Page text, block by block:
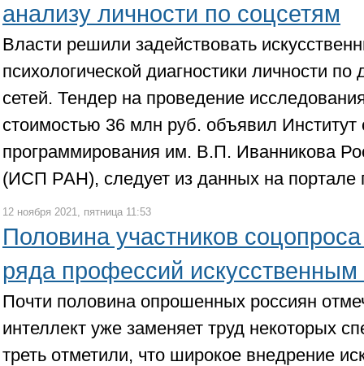
анализу личности по соцсетям
Власти решили задействовать
психологической диагностики личности
сетей. Тендер на проведение
стоимостью 36 млн руб. объявил Институт
программирования им. В.П. Иванникова
(ИСП РАН), следует из данных на портале
12 ноября 2021, пятница 11:53
Половина участников
ряда профессий искусственным
Почти половина опрошенных россиян
интеллект уже заменяет труд некоторых
треть отметили, что широкое внедрение